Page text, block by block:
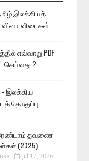
இலக்கியத்
வினா விடைகள்
எவ்வாறு PDF
செய்வது ?
- இலக்கிய
தொகுப்பு
தவணை
(2025)
Jul 17, 2026